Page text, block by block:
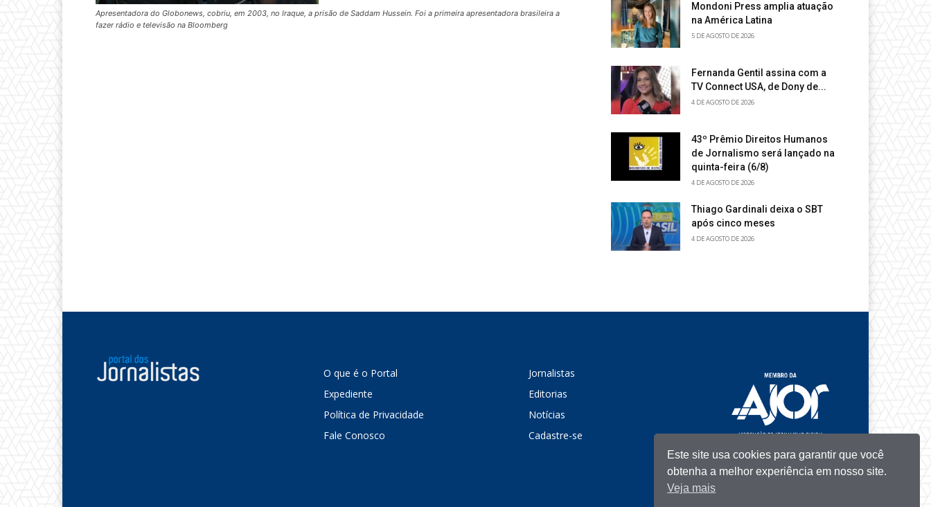
Apresentadora do Globonews, cobriu, em 2003, no Iraque, a prisão de Saddam Hussein. Foi a primeira apresentadora brasileira a
fazer rádio e televisão na Bloomberg
Mondoni Press amplia atuação
na América Latina
5 DE AGOSTO DE 2026
Fernanda Gentil assina com a
TV Connect USA, de Dony de...
4 DE AGOSTO DE 2026
43º Prêmio Direitos Humanos
de Jornalismo será lançado na
quinta-feira (6/8)
4 DE AGOSTO DE 2026
Thiago Gardinali deixa o SBT
após cinco meses
4 DE AGOSTO DE 2026
O que é o Portal
Expediente
Política de Privacidade
Fale Conosco
Jornalistas
Editorias
Notícias
Cadastre-se
Este site usa cookies para garantir que você
obtenha a melhor experiência em nosso site.
Veja mais